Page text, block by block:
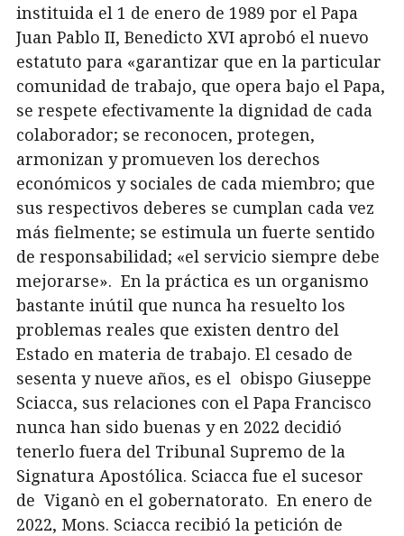
instituida el 1 de enero de 1989 por el Papa
Juan Pablo II, Benedicto XVI aprobó el nuevo
estatuto para «garantizar que en la particular
comunidad de trabajo, que opera bajo el Papa,
se respete efectivamente la dignidad de cada
colaborador; se reconocen, protegen,
armonizan y promueven los derechos
económicos y sociales de cada miembro; que
sus respectivos deberes se cumplan cada vez
más fielmente; se estimula un fuerte sentido
de responsabilidad; «el servicio siempre debe
mejorarse». En la práctica es un organismo
bastante inútil que nunca ha resuelto los
problemas reales que existen dentro del
Estado en materia de trabajo. El cesado de
sesenta y nueve años, es el obispo Giuseppe
Sciacca, sus relaciones con el Papa Francisco
nunca han sido buenas y en 2022 decidió
tenerlo fuera del Tribunal Supremo de la
Signatura Apostólica. Sciacca fue el sucesor
de Viganò en el gobernatorato. En enero de
2022, Mons. Sciacca recibió la petición de